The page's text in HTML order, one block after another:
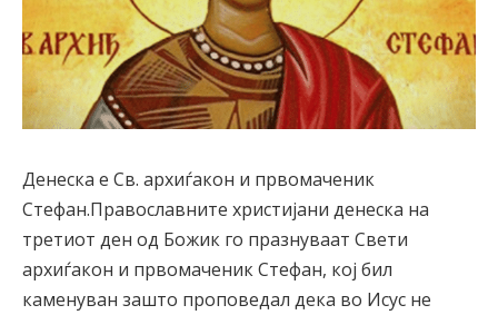
Денеска е Св. архиѓакон и првомаченик
Стефан.Православните христијани денеска на
третиот ден од Божик го празнуваат Свети
архиѓакон и првомаченик Стефан, кој бил
каменуван зашто проповедал дека во Исус не